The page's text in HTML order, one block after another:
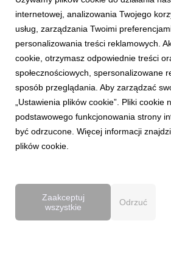
grafika| 678 KB
KeyVisual2.png
grafika| 622 KB
internetowej, analizowania Twojego
usług, zarządzania Twoimi
personalizowania treści reklamowych.
cookie, otrzymasz odpowiednie treści
społecznościowych, spersonalizowane
sposób przeglądania. Aby zarządzać
„Ustawienia plików cookie”. Pliki cookie
podstawowego funkcjonowania strony
być odrzucone. Więcej informacji
plików cookie.
Zaakceptuj
wszystkie
Odrzuć